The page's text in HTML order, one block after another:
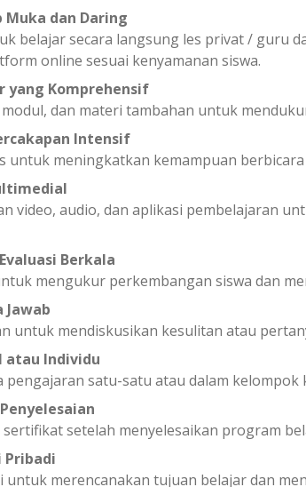
Muka dan Daring
belajar secara langsung les privat / guru
online sesuai kenyamanan siswa.
yang Komprehensif
dan materi tambahan untuk
Intensif
untuk meningkatkan kemampuan
video, audio, dan aplikasi pembelajaran
Berkala
mengukur perkembangan siswa dan
Jawab
untuk mendiskusikan kesulitan atau
atau Individu
pengajaran satu-satu atau dalam
sertifikat setelah menyelesaikan program
Pribadi
untuk merencanakan tujuan belajar dan